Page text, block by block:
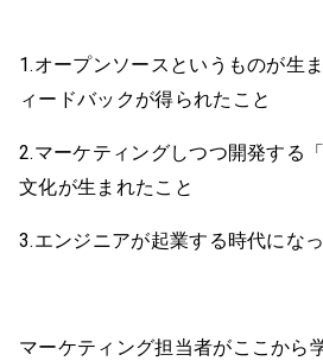
1.オープンソースというものが生
ィードバックが得られたこと
2.マーケティングしつつ開発する
文化が生まれたこと
3.エンジニアが起業する時代にな
マーケティング担当者がここから